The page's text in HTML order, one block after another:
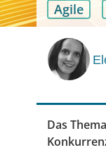
Agile
Das